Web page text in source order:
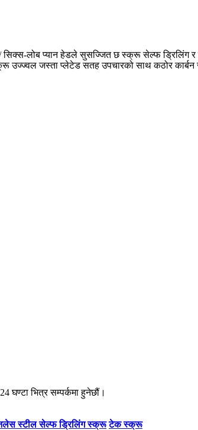
लोब प्यान हेडले सुसज्जित छ स्क्रू सेल्फ ड्रिलिंग र
जस्ता प्लेटेड सतह उपचारको साथ कठोर कार्बन
घण्टा भित्र सम्पर्कमा हुनेछौं।
स्टील सेल्फ ड्रिलिंग स्क्रू टेक स्क्रू